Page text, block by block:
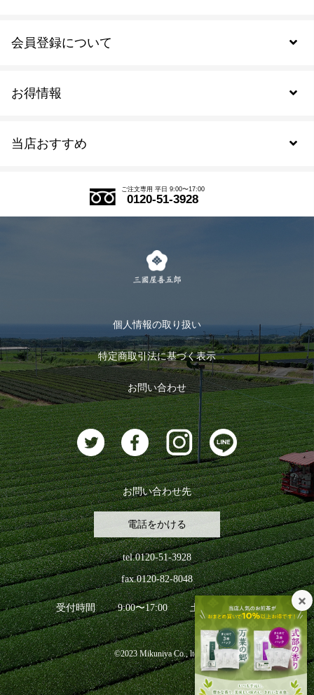
当店おすすめ
式部の香りシリーズ
お茶のギフト
おすすめのお茶
お茶に合うスイーツ
お得情報
会員登録について
会員規約について
ログイン
ログアウト
ご注文専用 平日 9:00〜17:00
0120-51-3928
個人情報の取り扱い
特定商取引法に基づく表示
お問い合わせ
お問い合わせ先
電話をかける
tel.0120-51-3928
fax.0120-82-8048
受付時間 9:00〜17:00 土日祝日を除く
©2023 Mikuniya Co., ltd.